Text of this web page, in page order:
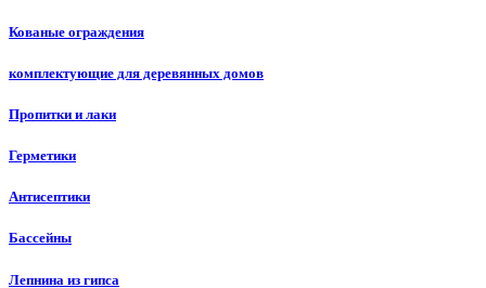
Кованые ограждения
комплектующие для деревянных домов
Пропитки и лаки
Герметики
Антисептики
Бассейны
Лепнина из гипса